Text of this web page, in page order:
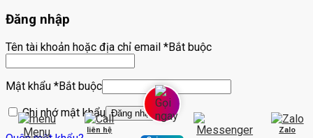
Menu
liên hệ
Zalo
Đăng nhập
Tên tài khoản hoặc địa chỉ email *Bắt buộc
Mật khẩu *Bắt buộc
Ghi nhớ mật khẩu Đăng nhập